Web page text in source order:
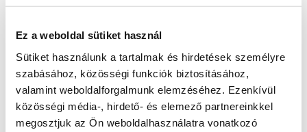
Ez a weboldal sütiket használ
Sütiket használunk a tartalmak és hirdetések személyre
szabásához, közösségi funkciók biztosításához,
valamint weboldalforgalmunk elemzéséhez. Ezenkívül
közösségi média-, hirdető- és elemező partnereinkkel
megosztjuk az Ön weboldalhasználatra vonatkozó
További látnivalók